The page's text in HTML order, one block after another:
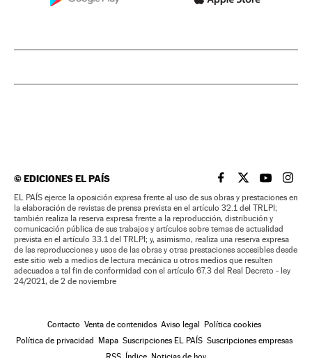
©EDICIONES EL PAÍS EL PAÍS BRASIL EN
EL PAÍSEL PAÍS
EL
EL PAÍS ejerce la oposición expresa frente al uso de sus obras y prestaciones en
la elaboración de revistas de prensa prevista en el artículo 32.1 del TRLPI;
también realiza la reserva expresa frente a la reproducción, distribución y
comunicación pública de sus trabajos y artículos sobre temas de actualidad
prevista en el artículo 33.1 del TRLPI; y, asimismo, realiza una reserva expresa
de las reproducciones y usos de las obras y otras prestaciones accesibles desde
este sitio web a medios de lectura mecánica u otros medios que resulten
adecuados a tal fin de conformidad con el artículo 67.3 del Real Decreto - ley
24/2021, de 2 de noviembre
Contacto Venta de contenidos Aviso legal
Política cookies
Política de privacidad
Mapa Suscripciones EL PAÍS Suscripciones empresas